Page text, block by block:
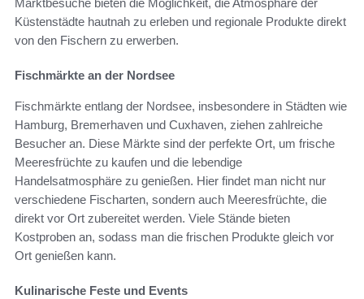
Marktbesuche bieten die Möglichkeit, die Atmosphäre der
Küstenstädte hautnah zu erleben und regionale Produkte direkt
von den Fischern zu erwerben.
Fischmärkte an der Nordsee
Fischmärkte entlang der Nordsee, insbesondere in Städten wie
Hamburg, Bremerhaven und Cuxhaven, ziehen zahlreiche
Besucher an. Diese Märkte sind der perfekte Ort, um frische
Meeresfrüchte zu kaufen und die lebendige
Handelsatmosphäre zu genießen. Hier findet man nicht nur
verschiedene Fischarten, sondern auch Meeresfrüchte, die
direkt vor Ort zubereitet werden. Viele Stände bieten
Kostproben an, sodass man die frischen Produkte gleich vor
Ort genießen kann.
Kulinarische Feste und Events